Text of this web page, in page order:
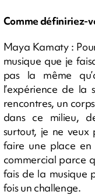
Comme définiriez-
Maya Kamaty :
musique que je
pas la même
l’expérience de la
rencontres, un
dans ce milieu,
surtout, je ne veux
faire une place
commercial parce
fais de la musique
fois un challenge.